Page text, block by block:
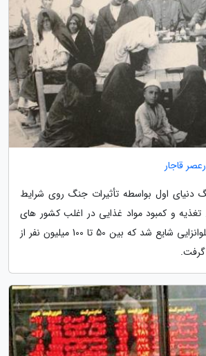
قاجار
دنیای اول بواسطه تأثیرات جنگ روی شرایط
و کمبود مواد غذایی در اغلب کشور های
دنیا، از جمله ایران آنفلوانزایی شایع شد که بین 50 تا 100 میلیون نفر از
گرفت.